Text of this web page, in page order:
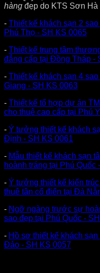
hàng đẹp do KTS Sơn Hà
- Thiết kế khách sạn 2
Phú Thọ - SH KS 0065
- Thiết kế trung tâm
đẳng cấp tại Đồng Tháp -
- Thiết kế khách sạn 4
Giang - SH KS 0063
- Thiết kế tổ hợp dự án
cho thuê cao cấp tại Phú
- Ý tưởng thiết kế khách
Định - SH KS 0061
- Mẫu thiết kế khách sạn
hoành tráng tại Phú Quốc
- Ý tưởng thiết kế kiến
thuê tân cổ điển tại Đà
- Ngỡ ngàng trước sự
sao đẹp tại Phú Quốc -
- Hồ sơ thiết kế khách
Đảo - SH KS 0057